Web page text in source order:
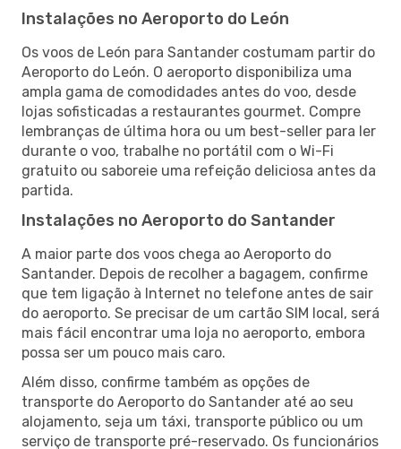
Instalações no Aeroporto do León
Os voos de León para Santander costumam partir do
Aeroporto do León. O aeroporto disponibiliza uma
ampla gama de comodidades antes do voo, desde
lojas sofisticadas a restaurantes gourmet. Compre
lembranças de última hora ou um best-seller para ler
durante o voo, trabalhe no portátil com o Wi-Fi
gratuito ou saboreie uma refeição deliciosa antes da
partida.
Instalações no Aeroporto do Santander
A maior parte dos voos chega ao Aeroporto do
Santander. Depois de recolher a bagagem, confirme
que tem ligação à Internet no telefone antes de sair
do aeroporto. Se precisar de um cartão SIM local, será
mais fácil encontrar uma loja no aeroporto, embora
possa ser um pouco mais caro.
Além disso, confirme também as opções de
transporte do Aeroporto do Santander até ao seu
alojamento, seja um táxi, transporte público ou um
serviço de transporte pré-reservado. Os funcionários